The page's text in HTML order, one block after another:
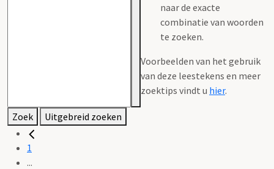
naar de exacte
combinatie van woorden
te zoeken.
Voorbeelden van het gebruik
van deze leestekens en meer
zoektips vindt u hier.
Zoek Uitgebreid zoeken
1
...